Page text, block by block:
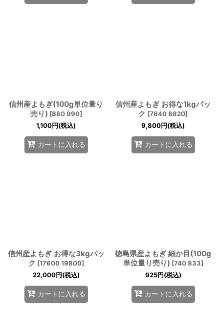
信州産よもぎ(100g単位量り
売り) [880 990]
1,100円(税込)
カートに入れる
信州産よもぎ お得な1kgパッ
ク [7840 8820]
9,800円(税込)
カートに入れる
信州産よもぎ お得な3kgパッ
ク [17600 19800]
22,000円(税込)
カートに入れる
徳島県産よもぎ 細か目(100g
単位量り売り) [740 833]
925円(税込)
カートに入れる